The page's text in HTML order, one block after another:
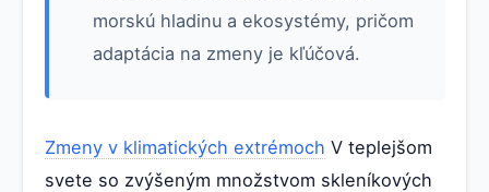
morskú hladinu a ekosystémy, pričom
adaptácia na zmeny je kľúčová.
Zmeny v klimatických extrémoch V teplejšom
svete so zvýšeným množstvom skleníkových